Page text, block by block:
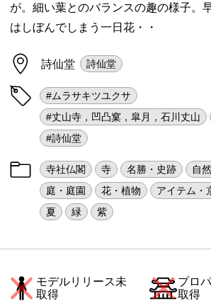
が。細い葉とのバランスの趣の様子。
はしぼんでしまう一日花・・
詩仙堂 詩仙堂
#ムラサキツユクサ
#丈山寺，凹凸窠，皐月，石川丈山
#詩仙堂
寺社仏閣 寺 名勝・史跡
自
庭・庭園
花・植物 アイテム・
夏
緑 紫
モデルリリース未
取得
プロ
取得